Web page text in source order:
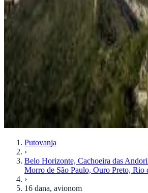
Putovanja
›
Belo Horizonte, Cachoeira das
Morro de São Paulo, Ouro Preto, Rio
›
16 dana, avionom